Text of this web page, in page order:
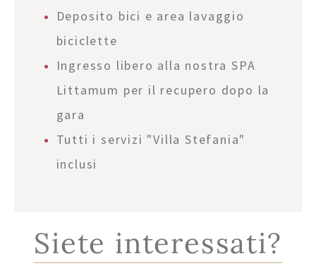
Deposito bici e area lavaggio
biciclette
Ingresso libero alla nostra SPA
Littamum per il recupero dopo la
gara
Tutti i servizi "Villa Stefania"
inclusi
Siete interessati?